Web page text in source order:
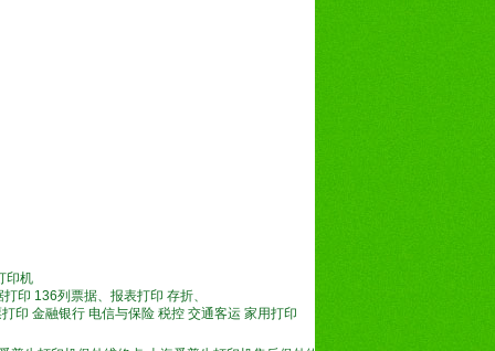
印机
印 136列票据、报表打印 存折、
印 金融银行 电信与保险 税控 交通客运 家用打印